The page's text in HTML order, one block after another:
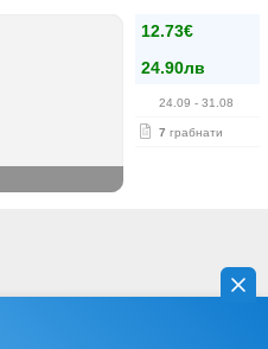
12.73€
24.90лв
24.09 - 31.08
7 грабнати